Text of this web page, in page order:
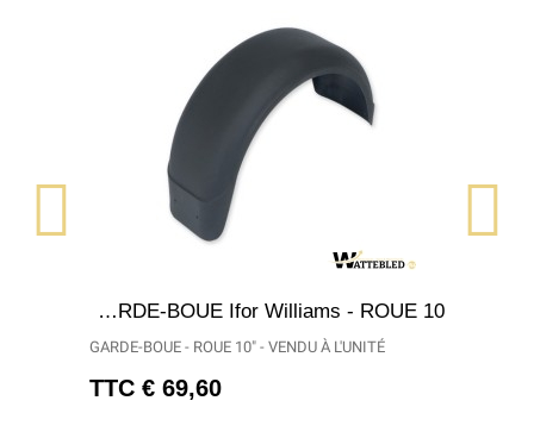
APERÇU RAPIDE
GARDE-BOUE Ifor Williams - ROUE 10"
GARDE-BOUE - ROUE 10" - VENDU À L'UNITÉ
69,60 €